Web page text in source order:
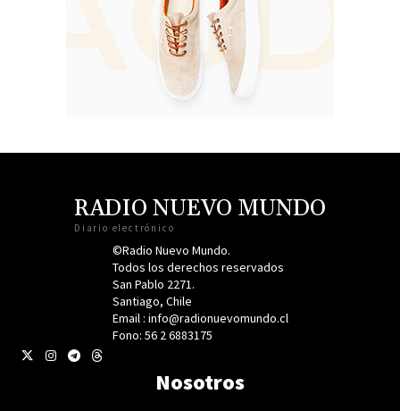
RADIO NUEVO MUNDO
Diario electrónico
©Radio Nuevo Mundo.
Todos los derechos reservados
San Pablo 2271.
Santiago, Chile
Email : info@radionuevomundo.cl
Fono: 56 2 6883175
Nosotros